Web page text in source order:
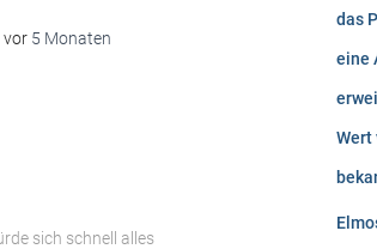
vor 5 Monaten
sich schnell alles
das
eine
Wert